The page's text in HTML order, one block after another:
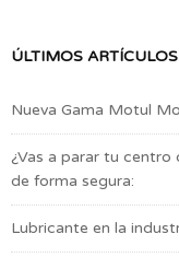
ÚLTIMOS ARTÍCULOS
Nueva Gama Motul
¿Vas a parar tu centro
de forma segura:
Lubricante en la